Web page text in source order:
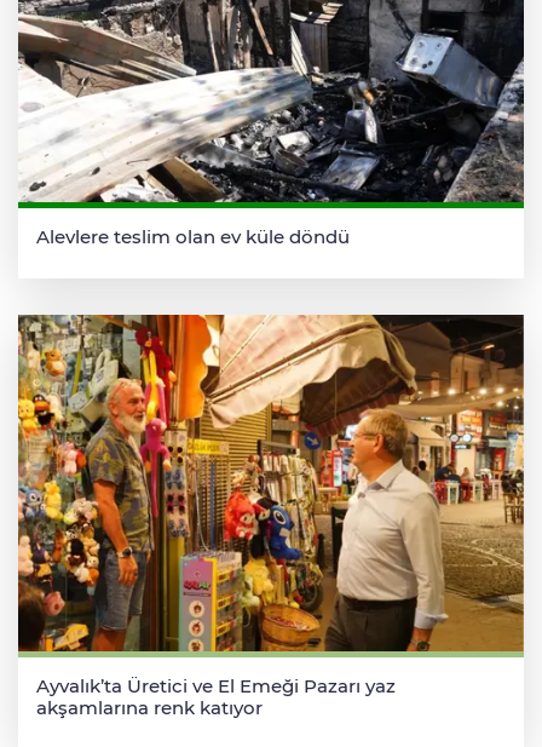
Alevlere teslim olan ev küle döndü
Ayvalık’ta Üretici ve El Emeği Pazarı yaz
akşamlarına renk katıyor